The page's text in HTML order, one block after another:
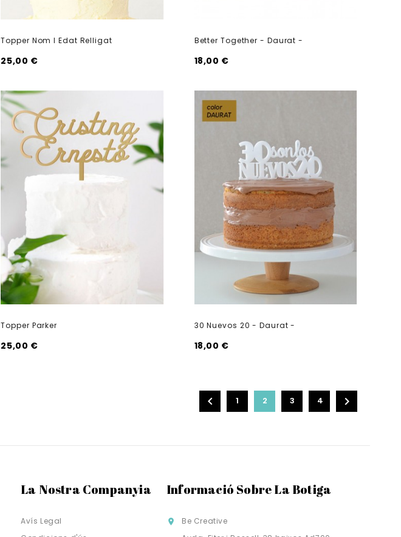
Topper Nom I Edat Relligat
25,00 €
Better Together - Daurat -
18,00 €
Topper Parker
25,00 €
30 Nuevos 20 - Daurat -
18,00 €
 1 2 3 4 
La Nostra Companyia
Avís Legal
Informació Sobre La Botiga

Be Creative